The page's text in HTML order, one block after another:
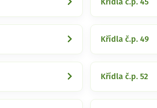
Křídla č.p. 45
Křídla č.p. 49
Křídla č.p. 52